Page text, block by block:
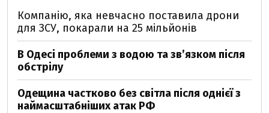
Компанію, яка невчасно поставила дрони
для ЗСУ, покарали на 25 мільйонів
В Одесі проблеми з водою та звʼязком після
обстрілу
Одещина частково без світла після однієї з
наймасштабніших атак РФ